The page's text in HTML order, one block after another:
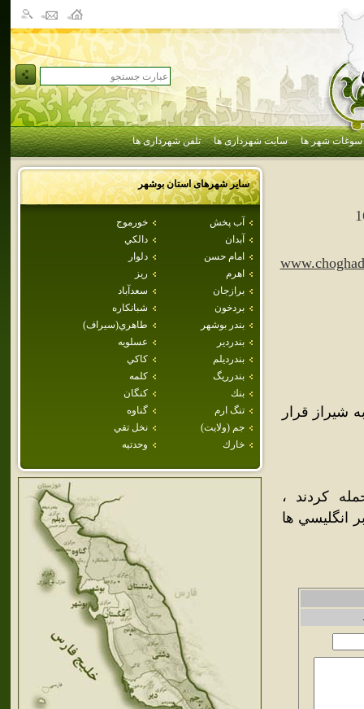
سوغات شهر ها سایت شهرداری ها تلفن شهرداری ها
سایر شهرهای استانبوشهر
آب پخش
خورموج
آبدان
دالكي
امام حسن
دلوار
اهرم
ريز
برازجان
سعدآباد
بردخون
شبانكاره
بندر بوشهر
طاهري(سيراف)
بندردير
عسلويه
بندرديلم
كاكي
بندرريگ
كلمه
بنك
كنگان
تنگ ارم
گناوه
جم (ولايت)
نخل تقي
خارك
وحدتيه
شيراز قرار
کردند ،
انگليسي ها